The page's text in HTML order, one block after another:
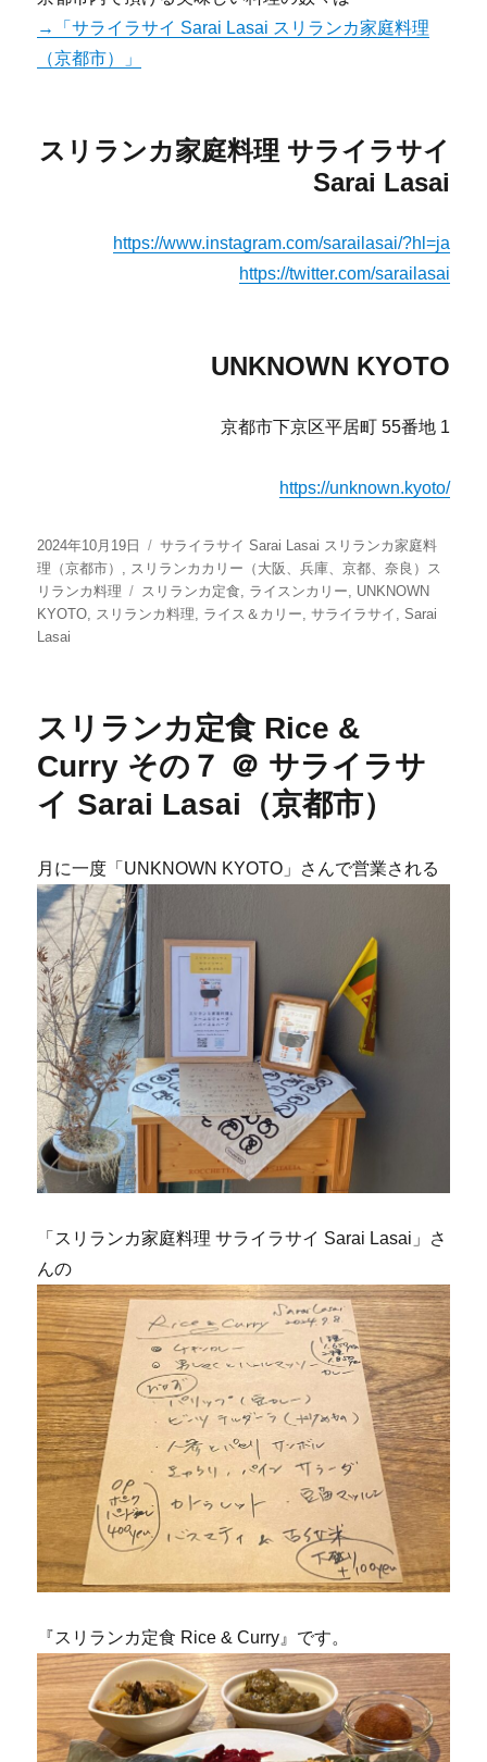
→「サライラサイ Sarai Lasai スリランカ家庭料理
（京都市）」
スリランカ家庭料理 サライラサイ
Sarai Lasai
https://www.instagram.com/sarailasai/?hl=ja
https://twitter.com/sarailasai
UNKNOWN KYOTO
京都市下京区平居町 55番地 1
https://unknown.kyoto/
投
稿
日:
2024年10月19日
カ
テ
ゴ
リ
サライラサイ Sarai Lasai スリランカ家庭料
理（京都市）
スリランカカリー（大阪、兵庫、京都、奈良）ス
リランカ料理
タ
グ
スリランカ定食 ライスンカリー
UNKNOWN
KYOTO
スリランカ料理 ライス＆カリー ,サライラサイ ,Sarai
Lasai
スリランカ定食 Rice &
Curry その７ ＠ サライラサ
イ Sarai Lasai（京都市）
月に一度「UNKNOWN KYOTO」さんで営業される
「スリランカ家庭料理 サライラサイ Sarai Lasai」さ
んの
『スリランカ定食 Rice & Curry』です。